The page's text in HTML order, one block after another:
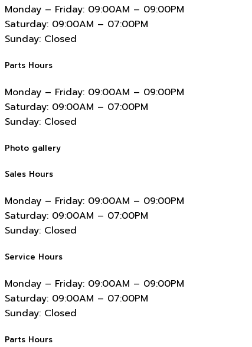
Monday – Friday: 09:00AM – 09:00PM
Saturday: 09:00AM – 07:00PM
Sunday: Closed
Parts Hours
Monday – Friday: 09:00AM – 09:00PM
Saturday: 09:00AM – 07:00PM
Sunday: Closed
Photo gallery
Sales Hours
Monday – Friday: 09:00AM – 09:00PM
Saturday: 09:00AM – 07:00PM
Sunday: Closed
Service Hours
Monday – Friday: 09:00AM – 09:00PM
Saturday: 09:00AM – 07:00PM
Sunday: Closed
Parts Hours